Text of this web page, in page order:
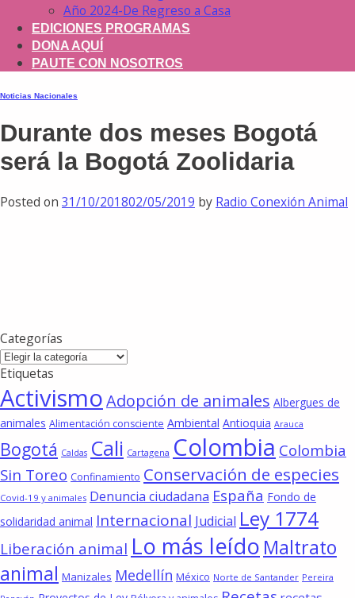
Año 2024-De Regreso a Casa
EDICIONES PROGRAMAS
DONA AQUÍ
PAUTE CON NOSOTROS
Noticias Nacionales
Durante dos meses Bogotá
será la Bogotá Zoolidaria
Posted on 31/10/201802/05/2019 by Radio Conexión Animal
Categorías
Categorías
Etiquetas
ActivismoAdopción de animales Albergues de
animales Alimentación consciente Ambiental Antioquia Arauca
Bogotá Caldas Cali Cartagena Colombia Colombia
Sin Toreo Confinamiento Conservación de especies
Covid-19 y animales Denuncia ciudadana España Fondo de
solidaridad animal Internacional Judicial Ley 1774
Liberación animal Lo más leído Maltrato
animal Manizales Medellín México Norte de Santander Pereira